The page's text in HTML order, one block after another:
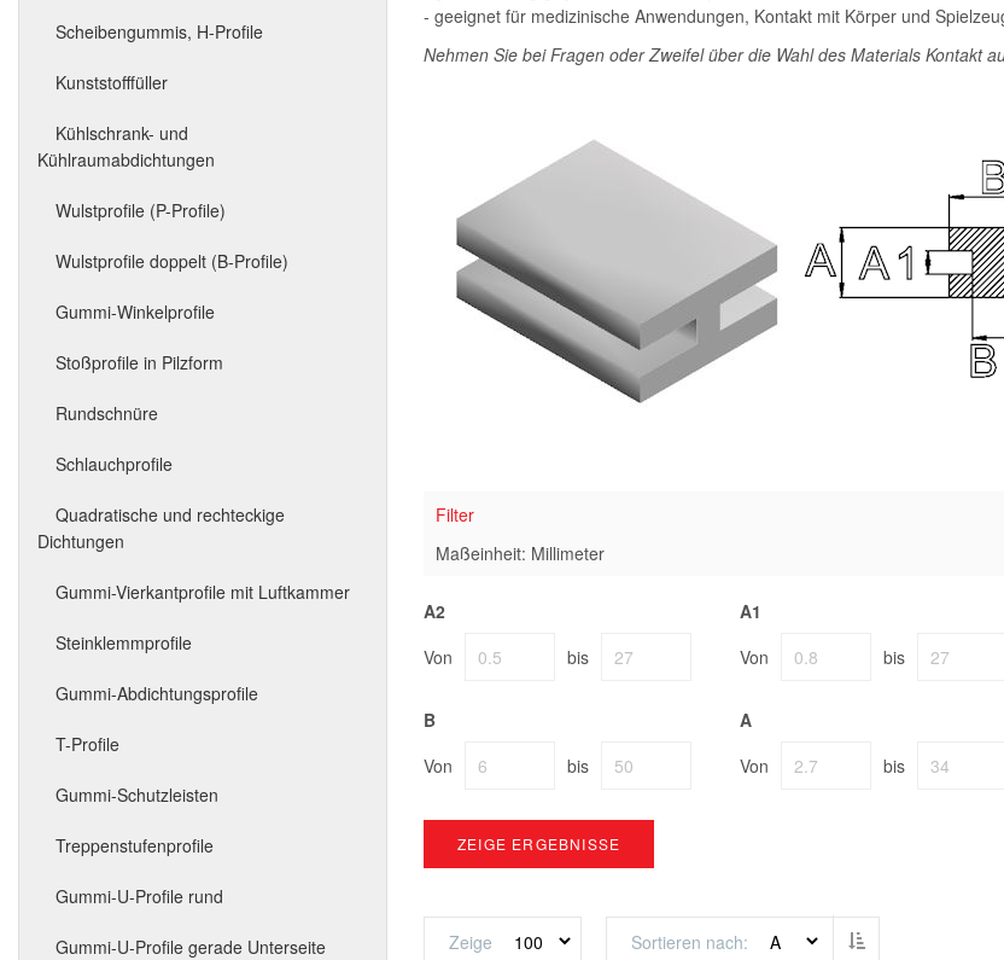
- geeignet für medizinische Anwendungen, Kontakt mit Körper und
Nehmen Sie bei Fragen oder Zweifel über die Wahl des Materials Kontakt
Filter
Maßeinheit: Millimeter
A2
Von
bis
A1
Von
bis
B
Von
bis
A
Von
bis
ZEIGE ERGEBNISSE
Zeige Sortieren nach Absteigend
Scheibengummis, H-Profile
Kunststofffüller
Kühlschrank- und
Kühlraumabdichtungen
Wulstprofile (P-Profile)
Wulstprofile doppelt (B-Profile)
Gummi-Winkelprofile
Stoßprofile in Pilzform
Rundschnüre
Schlauchprofile
Quadratische und rechteckige
Dichtungen
Gummi-Vierkantprofile mit Luftkammer
Steinklemmprofile
Gummi-Abdichtungsprofile
T-Profile
Gummi-Schutzleisten
Treppenstufenprofile
Gummi-U-Profile rund
Gummi-U-Profile gerade Unterseite